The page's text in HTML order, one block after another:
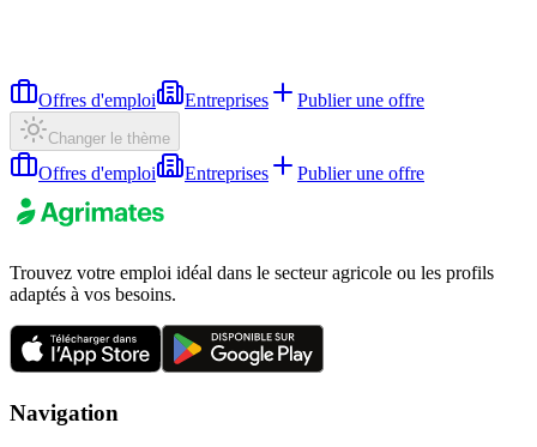
Offres d'emploi Entreprises Publier une offre
Changer le thème
Offres d'emploi Entreprises Publier une offre
Trouvez votre emploi idéal dans le secteur agricole ou les profils
adaptés à vos besoins.
Navigation